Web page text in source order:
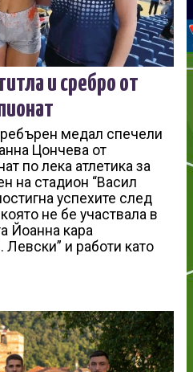
и сребро от
медал спечели
Цончева от
по лека атлетика за
на стадион “Васил
успехите след
не бе участвала в
Йоанна кара
Левски” и работи като